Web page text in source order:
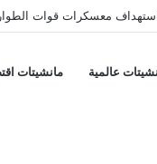
وحضرموت بصواريخ
عالمية مانشيتات